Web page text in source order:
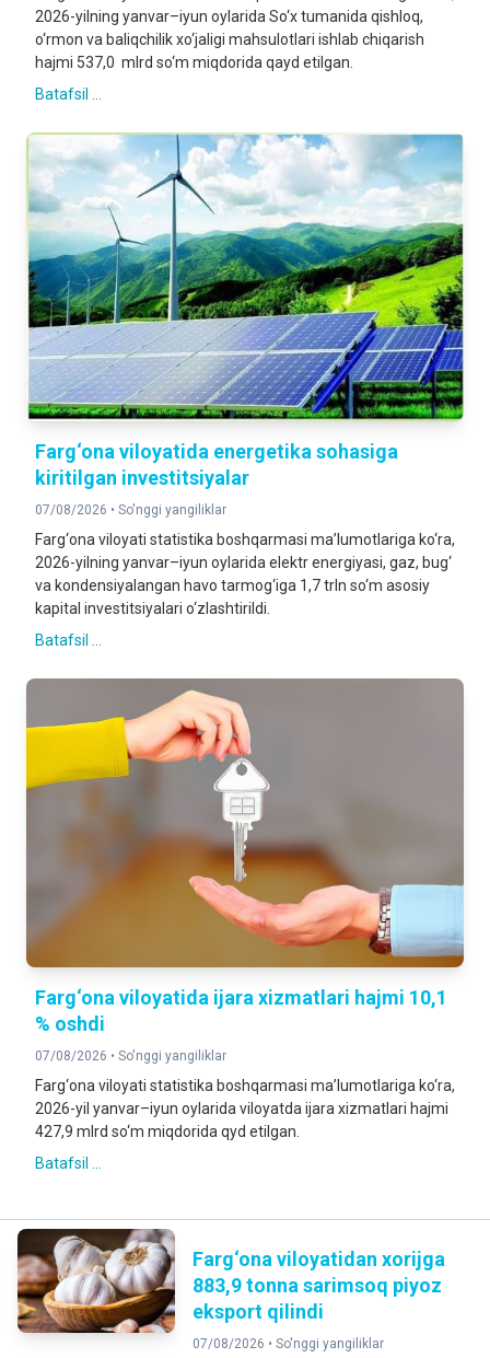
XIZMATLAR
115,7%
DOIMIY AHOLI SONI
4,254,187
2026- yil 1- iyul holatiga
2026-yilning yanvar–iyun oylarida So‘x tumanida qishloq,
o‘rmon va baliqchilik xo‘jaligi mahsulotlari ishlab chiqarish
hajmi 537,0 mlrd so‘m miqdorida qayd etilgan.
Batafsil ...
Farg‘ona viloyatida energetika sohasiga
kiritilgan investitsiyalar
07/08/2026 • So'nggi yangiliklar
Farg‘ona viloyati statistika boshqarmasi ma’lumotlariga ko‘ra,
2026-yilning yanvar–iyun oylarida elektr energiyasi, gaz, bug‘
va kondensiyalangan havo tarmog‘iga 1,7 trln so‘m asosiy
kapital investitsiyalari o‘zlashtirildi.
Batafsil ...
Farg‘ona viloyatida ijara xizmatlari hajmi 10,1
% oshdi
07/08/2026 • So'nggi yangiliklar
Farg‘ona viloyati statistika boshqarmasi ma’lumotlariga ko‘ra,
2026-yil yanvar–iyun oylarida viloyatda ijara xizmatlari hajmi
427,9 mlrd so‘m miqdorida qyd etilgan.
Batafsil ...
Farg‘ona viloyatidan xorijga
883,9 tonna sarimsoq piyoz
eksport qilindi
07/08/2026 • So'nggi yangiliklar